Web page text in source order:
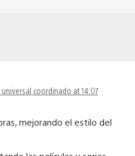
coordinado at 14:07
mejorando el estilo del